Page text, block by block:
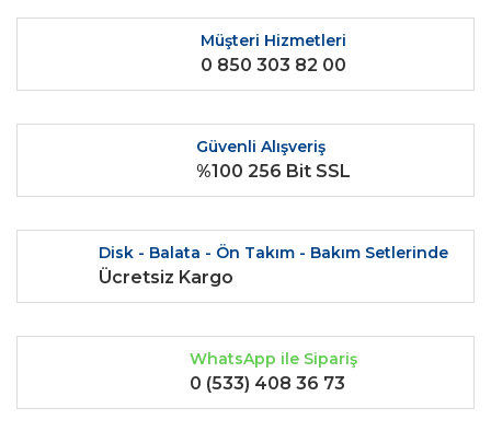
Gönder
Müşteri Hizmetleri
0 850 303 82 00
Güvenli Alışveriş
%100 256 Bit SSL
Disk - Balata - Ön Takım - Bakım Setlerinde
Ücretsiz Kargo
WhatsApp ile Sipariş
0 (533) 408 36 73